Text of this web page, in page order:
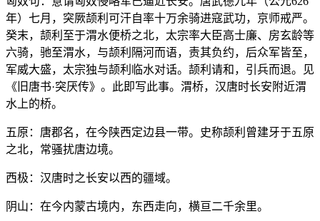
年）七月，突厥颉利可汗自率十万余骑进寇武功，京师戒严。
癸末，颉利至于渭水便桥之北，太宗率大臣高士廉、房玄龄等
六骑，驰至渭水，与颉利隔河而语，责其负约，后众军皆至，
军威大盛，太宗独与颉利临水对话。颉利请和，引兵而退。见
《旧唐书·突厌传》。此即写此事。渭桥，汉唐时长安附近渭
水上的桥。
五原：唐郡名，在今陕西定边县一带。史称颉利曾建牙于五原
之北，常骚扰唐边境。
西极：汉唐时之长安以西的疆域。
阴山：在今内蒙古境内，东西走向，横亘二千余里。